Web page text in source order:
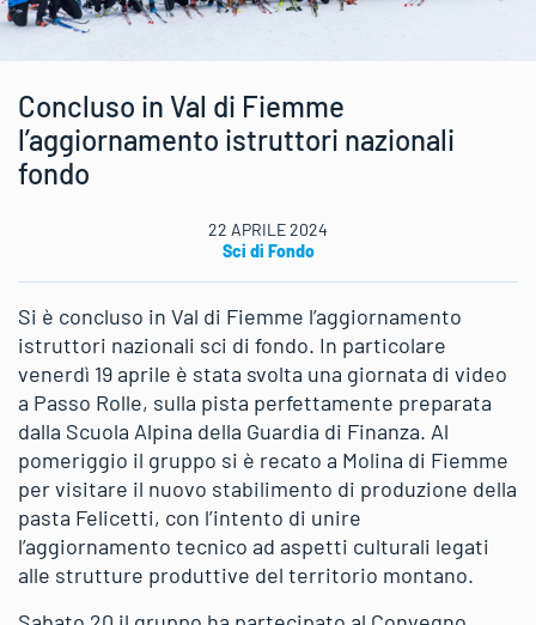
Concluso in Val di Fiemme
l’aggiornamento istruttori nazionali
fondo
22 APRILE 2024
Sci di Fondo
Si è concluso in Val di Fiemme l’aggiornamento
istruttori nazionali sci di fondo. In particolare
venerdì 19 aprile è stata svolta una giornata di video
a Passo Rolle, sulla pista perfettamente preparata
dalla Scuola Alpina della Guardia di Finanza. Al
pomeriggio il gruppo si è recato a Molina di Fiemme
per visitare il nuovo stabilimento di produzione della
pasta Felicetti, con l’intento di unire
l’aggiornamento tecnico ad aspetti culturali legati
alle strutture produttive del territorio montano.